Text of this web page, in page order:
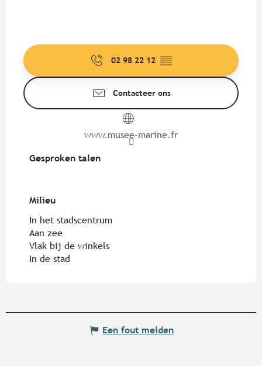
02 98 22 12 ▒▒
Contacteer ons
www.musee-marine.fr
Gesproken talen
Gesproken talen
Milieu
Milieu
In het stadscentrum
Aan zee
Vlak bij de winkels
In de stad
Een fout melden